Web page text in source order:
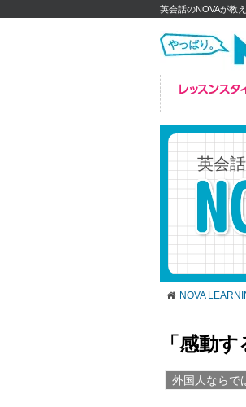
英会話のNOVAが教
英会
NOVA
「感動
外国人ならで